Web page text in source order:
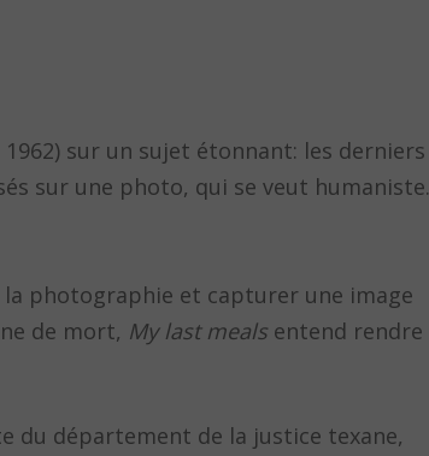
sur un sujet étonnant: les derniers
sur une photo, qui se veut humaniste.
photographie et capturer une image
de mort, My last meals entend rendre
du département de la justice texane,